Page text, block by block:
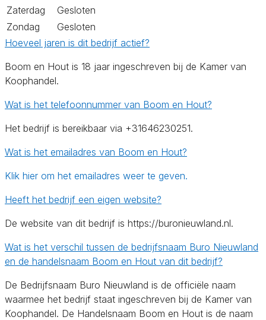
Zaterdag
Gesloten
Zondag
Gesloten
Hoeveel jaren is dit bedrijf actief?
Boom en Hout is 18 jaar ingeschreven bij de Kamer van
Koophandel.
Wat is het telefoonnummer van Boom en Hout?
Het bedrijf is bereikbaar via +31646230251.
Wat is het emailadres van Boom en Hout?
Klik hier om het emailadres weer te geven.
Heeft het bedrijf een eigen website?
De website van dit bedrijf is https://buronieuwland.nl.
Wat is het verschil tussen de bedrijfsnaam Buro Nieuwland
en de handelsnaam Boom en Hout van dit bedrijf?
De Bedrijfsnaam Buro Nieuwland is de officiële naam
waarmee het bedrijf staat ingeschreven bij de Kamer van
Koophandel. De Handelsnaam Boom en Hout is de naam